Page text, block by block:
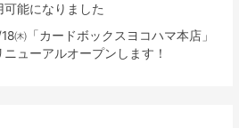
可能になりました
㈭「カードボックスヨコハマ本店」
ニューアルオープンします！